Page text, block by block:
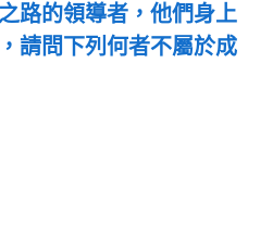
路的領導者，他們身上
請問下列何者不屬於成